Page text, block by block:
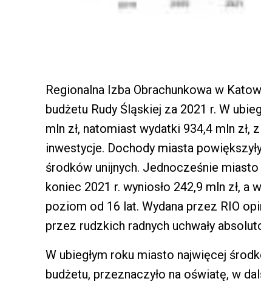
Regionalna Izba Obrachunkowa w
budżetu Rudy Śląskiej za 2021 r. W
mln zł, natomiast wydatki 934,4 mln zł,
inwestycje. Dochody miasta
środków unijnych. Jednocześnie
koniec 2021 r. wyniosło 242,9 mln zł, a
poziom od 16 lat. Wydana przez RIO
przez rudzkich radnych uchwały
W ubiegłym roku miasto najwięcej
budżetu, przeznaczyło na oświatę, w